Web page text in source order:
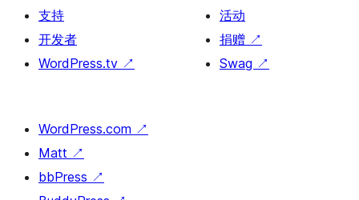
支持
开发者
WordPress.tv ↗
活动
捐赠 ↗
Swag ↗
WordPress.com ↗
Matt ↗
bbPress ↗